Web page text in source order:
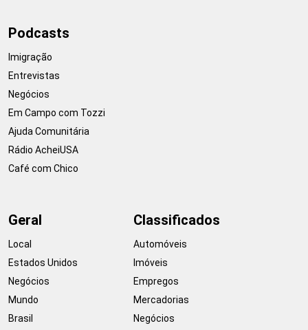
Podcasts
Imigração
Entrevistas
Negócios
Em Campo com Tozzi
Ajuda Comunitária
Rádio AcheiUSA
Café com Chico
Geral
Local
Estados Unidos
Negócios
Mundo
Brasil
Classificados
Automóveis
Imóveis
Empregos
Mercadorias
Negócios